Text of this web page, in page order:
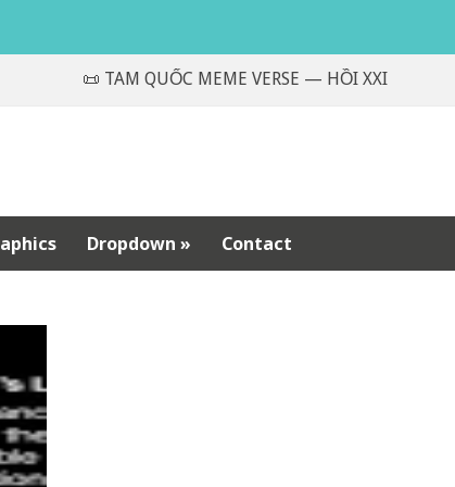
📜 TAM QUỐC MEME VERSE — HỒI XXI
Dropdown » Contact